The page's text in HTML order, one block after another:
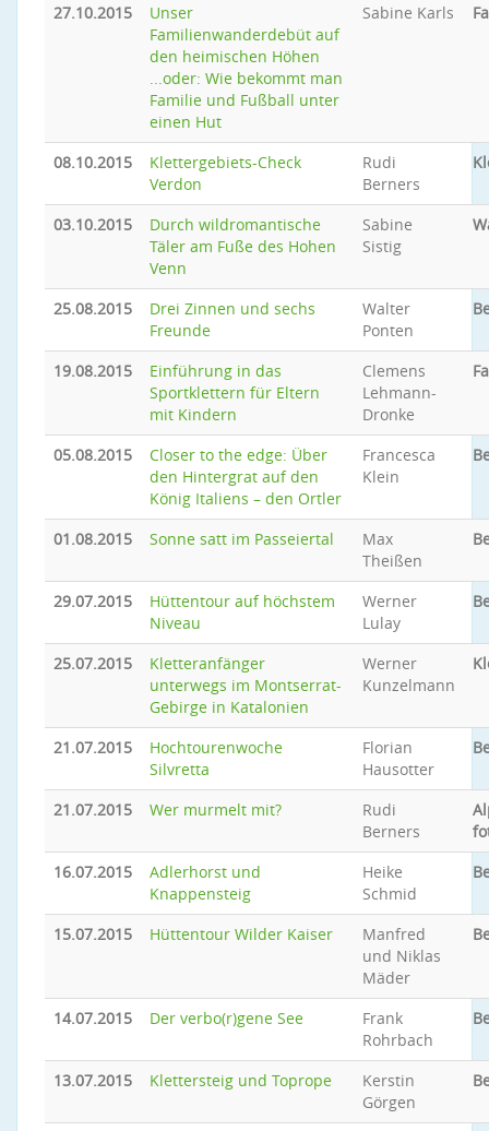
27.10.2015
Unser
Familienwanderdebüt auf
den heimischen Höhen
...oder: Wie bekommt man
Familie und Fußball unter
einen Hut
Sabine Karls
08.10.2015
Klettergebiets-Check
Verdon
Rudi
Berners
03.10.2015
Durch wildromantische
Täler am Fuße des Hohen
Venn
Sabine
Sistig
25.08.2015
Drei Zinnen und sechs
Freunde
Walter
Ponten
19.08.2015
Einführung in das
Sportklettern für Eltern
mit Kindern
Clemens
Lehmann-
Dronke
05.08.2015
Closer to the edge: Über
den Hintergrat auf den
König Italiens – den Ortler
Francesca
Klein
01.08.2015 Sonne satt im Passeiertal
Max
Theißen
29.07.2015
Hüttentour auf höchstem
Niveau
Werner
Lulay
25.07.2015
Kletteranfänger
unterwegs im Montserrat-
Gebirge in Katalonien
Werner
Kunzelmann
21.07.2015
Hochtourenwoche
Silvretta
Florian
Hausotter
21.07.2015 Wer murmelt mit?
Rudi
Berners
16.07.2015
Adlerhorst und
Knappensteig
Heike
Schmid
15.07.2015 Hüttentour Wilder Kaiser
Manfred
und Niklas
Mäder
14.07.2015 Der verbo(r)gene See
Frank
Rohrbach
13.07.2015 Klettersteig und Toprope
Kerstin
Görgen